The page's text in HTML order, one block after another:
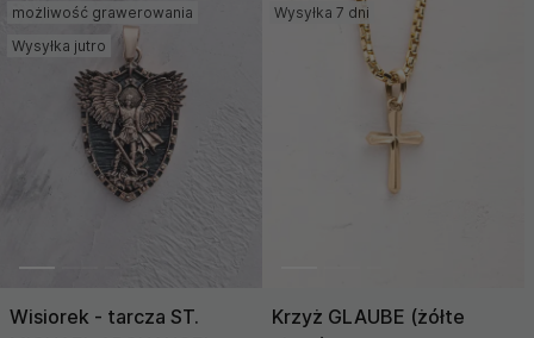
możliwość grawerowania
Wysyłka jutro
Wisiorek - tarcza ST.
Wysyłka 7 dni
Krzyż GLAUBE (żółte